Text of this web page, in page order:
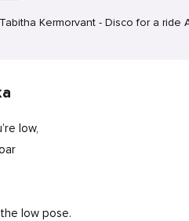
Kermorvant - Disco for a ride
low,
low pose.